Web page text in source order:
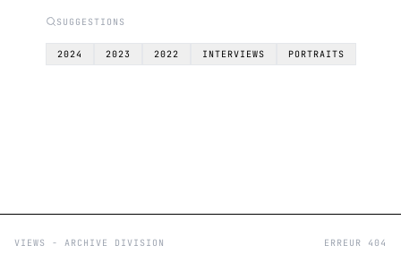
SUGGESTIONS
2024 2023 2022 INTERVIEWS PORTRAITS
VIEWS - ARCHIVE DIVISION ERREUR 404